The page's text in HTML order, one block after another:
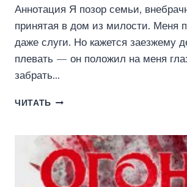
Аннотация Я позор семьи,
принятая в дом из милости. Меня
даже слуги. Но кажется заезжему
плевать — он положил на меня
забрать…
ЧИТАТЬ НЕВЕСТА
(АНИТА
МУР)